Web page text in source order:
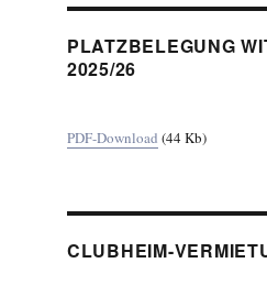
PLATZBELEGUNG
025/26
PDF-Download (44 Kb)
CLUBHEIM-